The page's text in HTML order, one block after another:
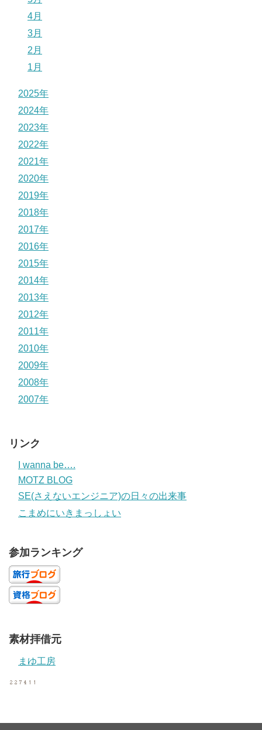
4月
3月
2月
1月
2025年
2024年
2023年
2022年
2021年
2020年
2019年
2018年
2017年
2016年
2015年
2014年
2013年
2012年
2011年
2010年
2009年
2008年
2007年
リンク
I wanna be….
MOTZ BLOG
SE(さえないエンジニア)の日々の出来事
こまめにいきまっしょい
参加ランキング
素材拝借元
まゆ工房